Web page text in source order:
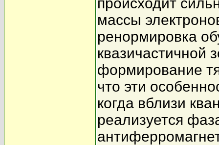
массы
ренормировка
квазичастичной
формирование
что эти
когда вблизи
реализуется